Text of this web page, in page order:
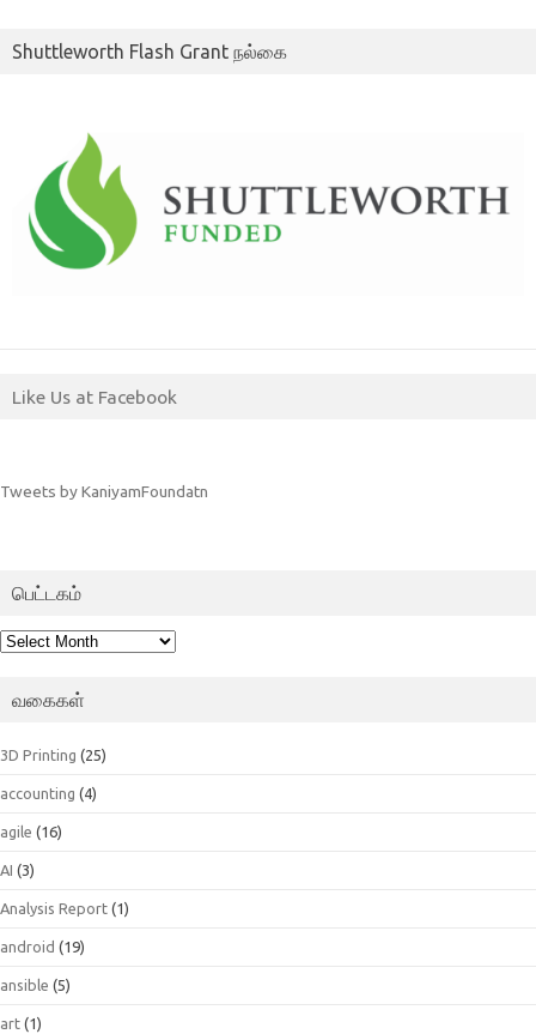
Shuttleworth Flash Grant நல்கை
Like Us at Facebook
Tweets by KaniyamFoundatn
பெட்டகம்
பெட்டகம்
வகைகள்
3D Printing (25)
accounting (4)
agile (16)
AI (3)
Analysis Report (1)
android (19)
ansible (5)
art (1)